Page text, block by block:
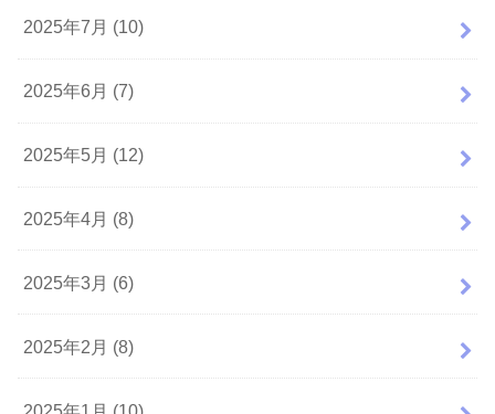
2025年7月 (10)
2025年6月 (7)
2025年5月 (12)
2025年4月 (8)
2025年3月 (6)
2025年2月 (8)